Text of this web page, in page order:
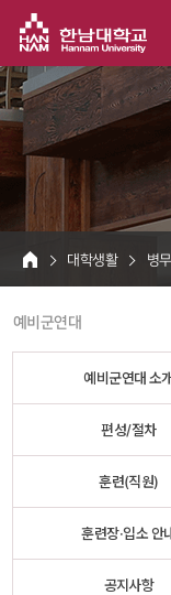
HOME
대학생활 병
예비군연대
예비군연대 소
편성/절차
훈련(직원)
훈련장·입소 안
공지사항